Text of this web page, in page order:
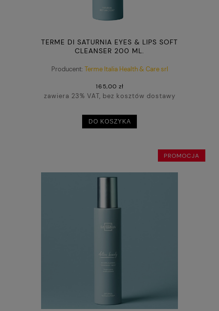
TERME DI SATURNIA EYES & LIPS SOFT
CLEANSER 200 ML.
Producent: Terme Italia Health & Care srl
165,00 zł
zawiera 23% VAT, bez kosztów dostawy
DO KOSZYKA
PROMOCJA